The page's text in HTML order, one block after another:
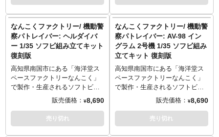
での印象的な格闘戦シーンを再
現可能です。
い造形になりました。
※この商品は組み立て、塗装が
必要なソフビキットとなりま
す。組み立て、塗装には別途、
接着剤や工具、塗料等が必要で
す。
日々生み出されるオールジャパ
出渕裕氏デザイン、ゆうきまさ
み氏の手によるコミック『機動
警察パトレイバー』。1/24スケ
ールのイングラムはトイの要素
を取り入れ、関節に緩着を用い
たりと、「オモチャ」としての
製品をテーマに制作。
必要なソフビキットとなりま
す。組み立て、塗装には別途、
接着剤や工具、塗料等が必要で
日々生み出されるオールジャパ
コミックからOVA、そして劇場
映画版と進んでいく『機動警察
パトレイバー』。フィギュアも
製作を続けることによってソフ
トビニールでの表現の技術も進
化し、よりリアルなソフトビニ
ールキットとして製作されてい
の製品と見比べてもらい、海洋
堂ソフトビニールフィギュアの
変化を見て楽しんでもらいたい
なんこくファクトリー/ 機動警
察パトレイバー: ヘルダイバ
ー 1/35 ソフビ組み立てキット
復刻版
高知県南国市にある「海洋堂ス
ペースファクトリーなんこく」
で製作・生産されるソフトビニ
ール製ガレージキットシリー
ズ。海洋堂の往年の名作から最
新作まで、多種多様なものが
日々生み出されるオールジャパ
販売価格： ¥8,690
売り切れ
なんこくファクトリー/ 機動警
察パトレイバー: AV-98 イン
グラム 2号機 1/35 ソフビ組み
立てキット 復刻版
高知県南国市にある「海洋堂ス
ペースファクトリーなんこく」
で製作・生産されるソフトビニ
ール製ガレージキットシリー
ズ。海洋堂の往年の名作から最
新作まで、多種多様なものが
日々生み出されるオールジャパ
販売価格： ¥8,690
売り切れ